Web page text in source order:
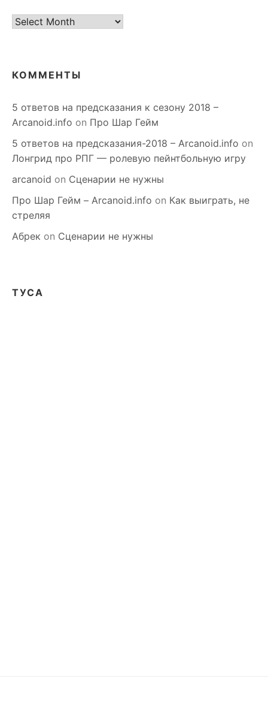
старое
КОММЕНТЫ
5 ответов на предсказания к сезону 2018 –
Arcanoid.info on Про Шар Гейм
5 ответов на предсказания-2018 – Arcanoid.info on
Лонгрид про РПГ — ролевую пейнтбольную игру
arcanoid on Сценарии не нужны
Про Шар Гейм – Arcanoid.info on Как выиграть, не
стреляя
Абрек on Сценарии не нужны
ТУСА